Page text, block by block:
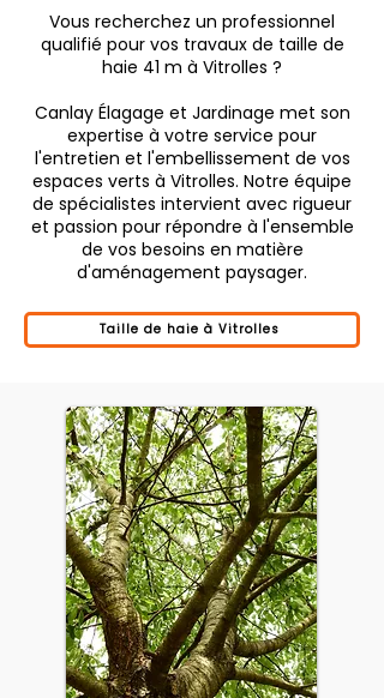
Vous recherchez un professionnel
qualifié pour vos travaux de taille de
haie 41 m à Vitrolles ?
Canlay Élagage et Jardinage met son
expertise à votre service pour
l'entretien et l'embellissement de vos
espaces verts à Vitrolles. Notre équipe
de spécialistes intervient avec rigueur
et passion pour répondre à l'ensemble
de vos besoins en matière
d'aménagement paysager.
Taille de haie à Vitrolles